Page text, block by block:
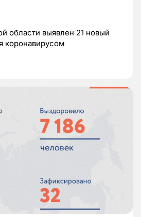
области выявлен 21 новый
коронавирусом